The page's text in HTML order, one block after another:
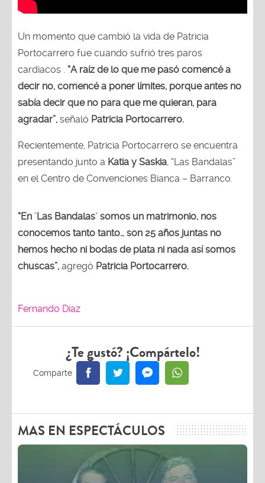
Un momento que cambió la vida de Patricia
Portocarrero fue cuando sufrió tres paros
cardiacos . “A raíz de lo que me pasó comencé a
decir no, comencé a poner límites, porque antes no
sabía decir que no para que me quieran, para
agradar”, señaló Patricia Portocarrero.
Recientemente, Patricia Portocarrero se encuentra
presentando junto a Katia y Saskia, “Las Bandalas”
en el Centro de Convenciones Bianca – Barranco.
“En ´Las Bandalas´ somos un matrimonio, nos
conocemos tanto tanto… son 25 años juntas no
hemos hecho ni bodas de plata ni nada así somos
chuscas”, agregó Patricia Portocarrero.
Fernando Díaz
¿Te gustó? ¡Compártelo!
MAS EN ESPECTÁCULOS